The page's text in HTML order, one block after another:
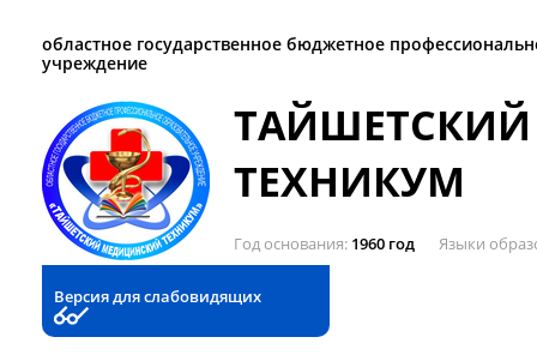
областное государственное бюджетное
учреждение
ТЕХНИКУМ
Год основания 1960 год Языки
Версия для слабовидящих